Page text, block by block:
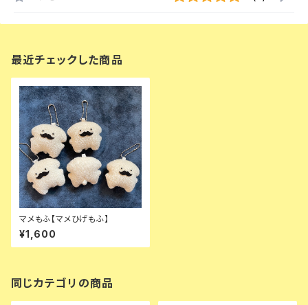
最近チェックした商品
マメもふ【マメひげもふ】
¥1,600
同じカテゴリの商品